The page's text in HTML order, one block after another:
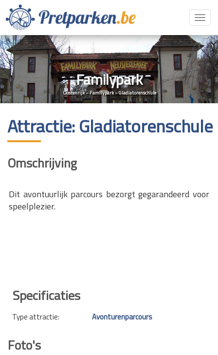
Familypark
Oostenrijk»Familypark»Gladiatorenschule
Attractie: Gladiatorenschule
Omschrijving
Dit avontuurlijk parcours bezorgt gegarandeerd voor
speelplezier.
Specificaties
Type attractie: Avonturenparcours
Foto's